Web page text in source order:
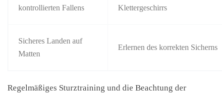
kontrollierten Fallens
Klettergeschirrs
Sicheres Landen auf
Matten
Erlernen des korrekten Sicherns
Regelmäßiges Sturztraining und die Beachtung der